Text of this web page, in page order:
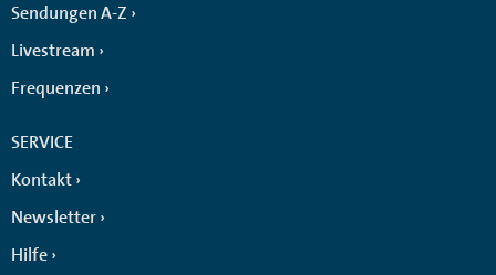
Sendungen A-Z
Livestream
Frequenzen
SERVICE
Kontakt
Newsletter
Hilfe